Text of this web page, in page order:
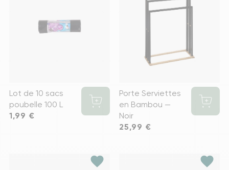
Lot de 10 sacs
poubelle 100 L
Prix
1,99 €
Porte Serviettes
en Bambou —
Noir
Prix
25,99 €
favorite favorite